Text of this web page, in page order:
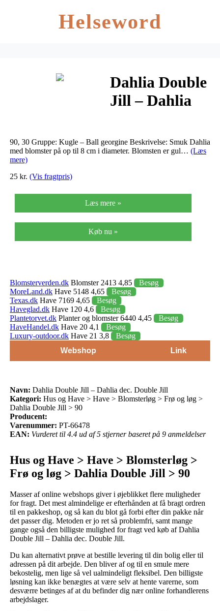
Helseword
Dahlia Double
Jill – Dahlia
Jill
90, 30 Gruppe: Kugle – Ball georgine Beskrivelse: Smuk Dahlia
med blomster på op til 8 cm i diameter. Blomsten er gul… (Læs
mere)
25 kr. (Vis fragtpris)
Læs mere »
Køb nu »
Blomsterverden.dk Blomster 2413 4,85
Besøg
MoreLand.dk Have 5148 4,65
Besøg
Texas.dk Have 7169 4,65
Besøg
Haveglad.dk Have 120 4,6
Besøg
Plantetorvet.dk Planter og blomster 6440 4,45
Besøg
HaveHandel.dk Have 20 4,1
Besøg
Luxury-outdoor.dk Have 21 3,8
Besøg
Webshop
Link
Navn: Dahlia Double Jill – Dahlia dec. Double Jill
Kategori: Hus og Have > Have > Blomsterløg > Frø og løg >
Dahlia Double Jill > 90
Producent:
Varenummer: PT-66478
EAN: Vurderet til 4.4 ud af 5 stjerner baseret på 9 anmeldelser
Hus og Have > Have > Blomsterløg >
Frø og løg > Dahlia Double Jill > 90
Masser af online webshops giver i øjeblikket flere muligheder
for fragt. Det mest almindelige er efterhånden at få bragt ordren
til en pakkeshop, og så kan du blot gå forbi efter din pakke når
det passer dig. Metoden er jo ret så problemfri, samt mange
gange også den billigste mulighed for fragt ved køb af Dahlia
Double Jill – Dahlia dec. Double Jill.
Du kan alternativt prøve at bestille levering til din bolig eller til
adressen på dit arbejde. Den bliver af og til en smule mere
bekostelig, men lige så vel ualmindeligt fleksibel. Den billigste
løsning kan ikke benægtes at være selv at hente varerne, som
desværre betinges af at du befinder dig nær online forhandlerens
arbejdslager.